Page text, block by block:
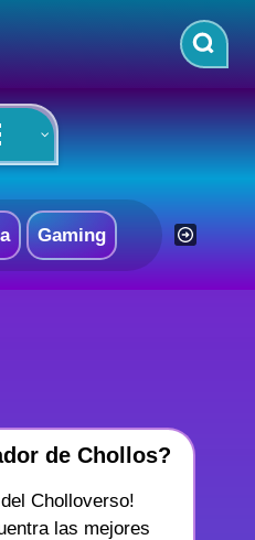
Gaming
de Chollos?
Cholloverso!
las mejores